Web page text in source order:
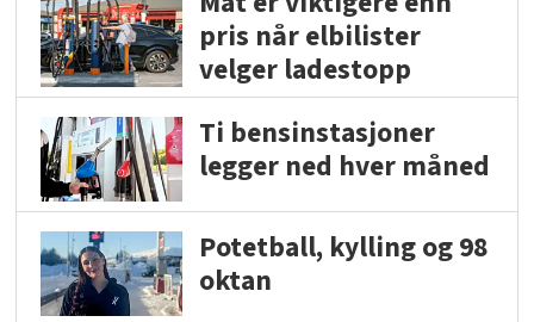
pris når elbilister
velger ladestopp
Ti bensinstasjoner
legger ned hver måned
Potetball, kylling og 98
oktan